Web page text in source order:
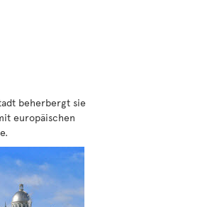
beherbergt sie
europäischen